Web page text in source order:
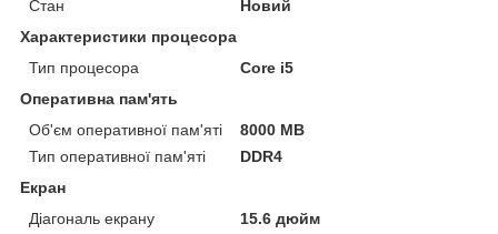
Стан
Новий
Характеристики процесора
Тип процесора
Core i5
Оперативна пам'ять
Об'єм оперативної пам'яті
8000 MB
Тип оперативної пам'яті
DDR4
Екран
Діагональ екрану
15.6 дюйм